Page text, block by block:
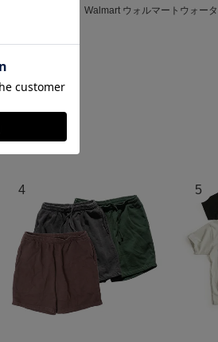
ウォルマート Walmart ウォルマートウォー